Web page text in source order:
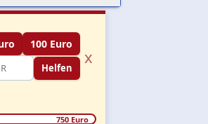
100 Euro
Helfen
x
750 Euro